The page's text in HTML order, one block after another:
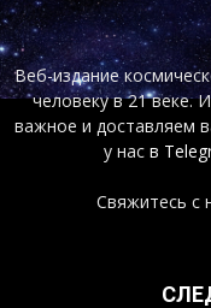
Веб-издание
человеку в 21 веке.
важное и доставляем
у нас в
Свяжитесь с